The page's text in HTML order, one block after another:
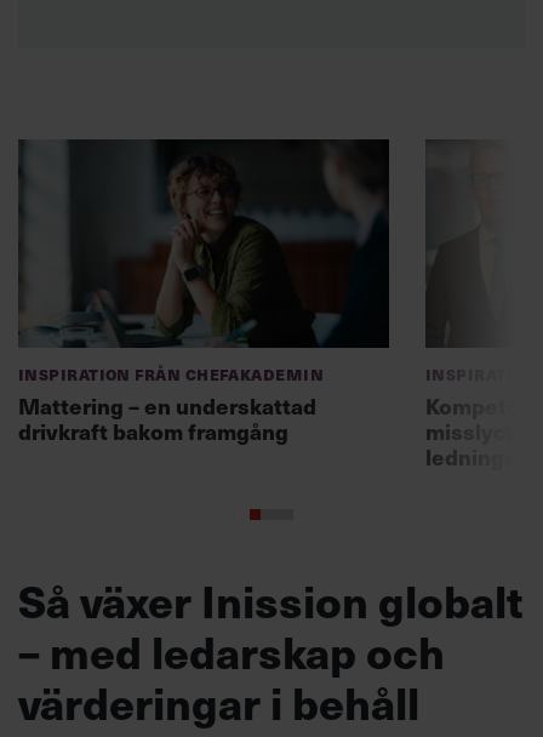
Inspiration från Chefakademin
Mattering – en underskattad
drivkraft bakom framgång
Inspiration
Så växer Inission globalt
– med ledarskap och
värderingar i behåll